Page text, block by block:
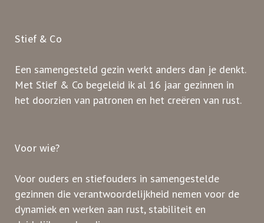
Stief & Co
Een samengesteld gezin werkt anders dan je denkt.
Met Stief & Co begeleid ik al 16 jaar gezinnen in
het doorzien van patronen en het creëren van rust.
Voor wie?
Voor ouders en stiefouders in samengestelde
gezinnen die verantwoordelijkheid nemen voor de
dynamiek en werken aan rust, stabiliteit en